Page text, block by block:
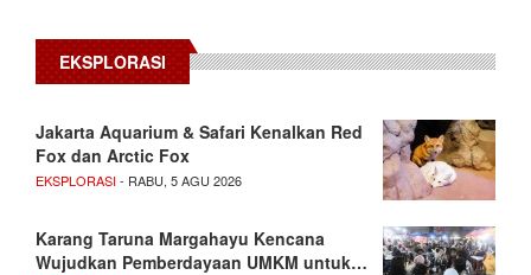
EKSPLORASI
Jakarta Aquarium & Safari Kenalkan Red
Fox dan Arctic Fox
EKSPLORASI- RABU, 5 AGU 2026
Karang Taruna Margahayu Kencana
Wujudkan Pemberdayaan UMKM untuk…